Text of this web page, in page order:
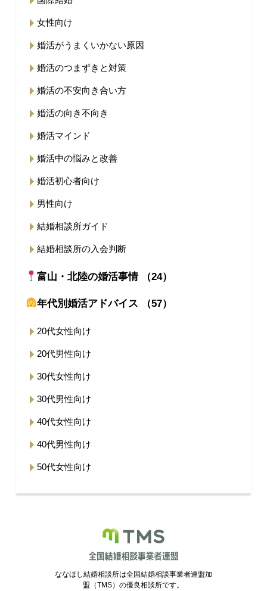
女性向け
婚活がうまくいかない原因
婚活のつまずきと対策
婚活の不安向き合い方
婚活の向き不向き
婚活マインド
婚活中の悩みと改善
婚活初心者向け
男性向け
結婚相談所ガイド
結婚相談所の入会判断
富山・北陸の婚活事情 （24）
年代別婚活アドバイス （57）
20代女性向け
20代男性向け
30代女性向け
30代男性向け
40代女性向け
40代男性向け
50代女性向け
ななほし結婚相談所は全国結婚相談事業者連盟加
盟（TMS）の優良相談所です。